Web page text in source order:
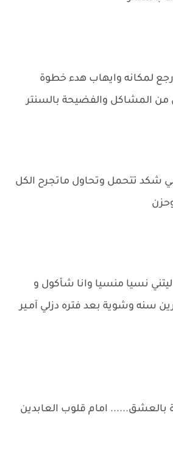
لمكانه وايهاب هدء خطوة
المشاكل والفضيحة بالسنتر
شكد تتحمل وتحاول ماتجرح الكل
نسيا منسيا وانا شأكول و
سنه وشوية بعد فتره دزلي آمـير
بالعشق...... امام قلوب العابدين